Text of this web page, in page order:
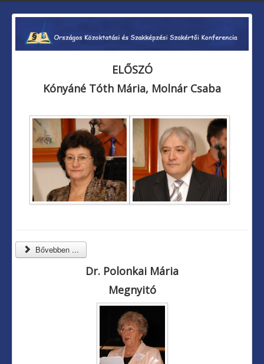
ELŐSZÓ
Kónyáné Tóth Mária, Molnár Csaba
Bővebben ...
Dr. Polonkai Mária
Megnyitó